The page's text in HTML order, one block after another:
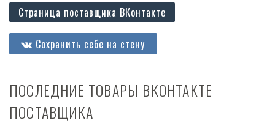
Страница поставщика ВКонтакте
Сохранить себе на стену
ПОСЛЕДНИЕ ТОВАРЫ ВКОНТАКТЕ
ПОСТАВЩИКА